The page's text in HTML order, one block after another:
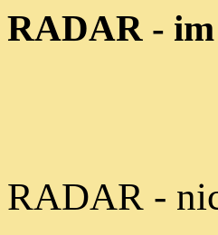
RADAR -
RADAR -